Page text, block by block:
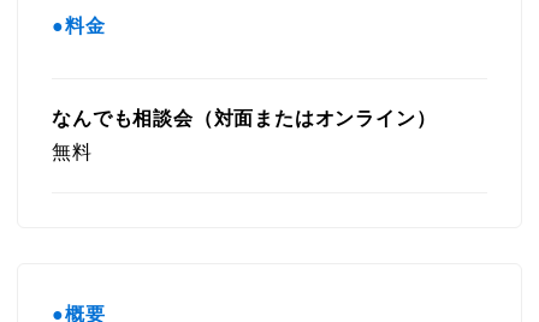
●料金
なんでも相談会（対面またはオンライン）
無料
●概要